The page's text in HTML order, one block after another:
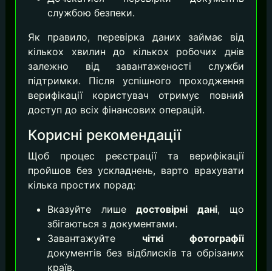
службою безпеки.
Як правило, перевірка даних займає від
кількох хвилин до кількох робочих днів
залежно від завантаженості служби
підтримки. Після успішного проходження
верифікації користувач отримує повний
доступ до всіх фінансових операцій.
Корисні рекомендації
Щоб процес реєстрації та верифікації
пройшов без ускладнень, варто врахувати
кілька простих порад:
Вказуйте лише достовірні дані, що
збігаються з документами.
Завантажуйте чіткі фотографії
документів без відблисків та обрізаних
країв.